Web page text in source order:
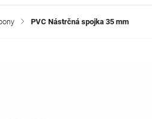
/ PVC Nástrčná spojka 35 mm